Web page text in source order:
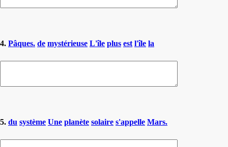
4. Pâques. de mystérieuse L'île plus est l'île la
5. du système Une planète solaire s'appelle Mars.